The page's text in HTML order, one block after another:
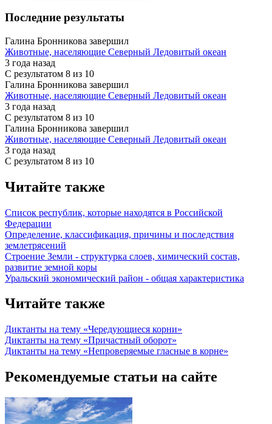
Последние результаты
Галина Бронникова завершил
Животные, населяющие Северный Ледовитый океан
3 года назад
С результатом 8 из 10
Галина Бронникова завершил
Животные, населяющие Северный Ледовитый океан
3 года назад
С результатом 8 из 10
Галина Бронникова завершил
Животные, населяющие Северный Ледовитый океан
3 года назад
С результатом 8 из 10
Читайте также
Список республик, которые находятся в Российской
Федерации
Определение, классификация, причины и последствия
землетрясений
Строение Земли - структурка слоев, химический состав,
развитие земной коры
Уральский экономический район - общая характеристика
Читайте также
Диктанты на тему «Чередующиеся корни»
Диктанты на тему «Причастный оборот»
Диктанты на тему «Непроверяемые гласные в корне»
Рекомендуемые статьи на сайте